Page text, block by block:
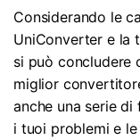
Considerando le
UniConverter e la
si può concludere
miglior
anche una serie
i tuoi problemi e